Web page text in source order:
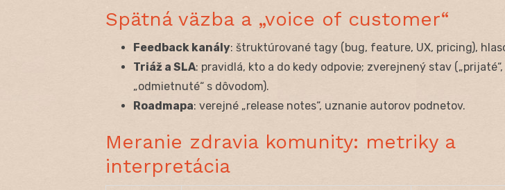
Spätná väzba a „voice of customer“
Feedback kanály: štruktúrované tagy (bug, feature, UX, pricing),
Triáž a SLA: pravidlá, kto a do kedy odpovie; zverejnený stav („prijaté“,
„odmietnuté“ s dôvodom).
Roadmapa: verejné „release notes“, uznanie autorov podnetov.
Meranie zdravia komunity: metriky a
interpretácia